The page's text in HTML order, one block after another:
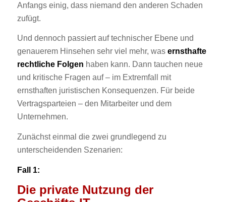
Anfangs einig, dass niemand den anderen Schaden
zufügt.
Und dennoch passiert auf technischer Ebene und
genauerem Hinsehen sehr viel mehr, was ernsthafte
rechtliche Folgen haben kann. Dann tauchen neue
und kritische Fragen auf – im Extremfall mit
ernsthaften juristischen Konsequenzen. Für beide
Vertragsparteien – den Mitarbeiter und dem
Unternehmen.
Zunächst einmal die zwei grundlegend zu
unterscheidenden Szenarien:
Fall 1:
Die private Nutzung der